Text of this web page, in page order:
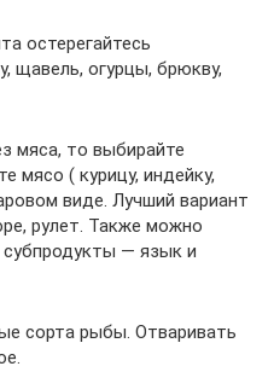
остерегайтесь
щавель, огурцы, брюкву,
мяса, то выбирайте
мясо ( курицу, индейку,
виде. Лучший вариант
рулет. Также можно
— язык и
сорта рыбы. Отваривать